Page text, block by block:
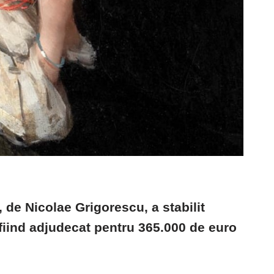
de Nicolae Grigorescu, a stabilit
adjudecat pentru 365.000 de euro